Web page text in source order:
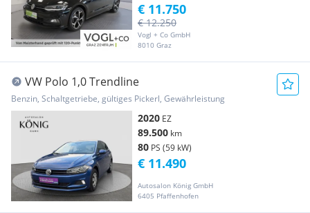
Vogl + Co GmbH
8010 Graz
€ 12.250
€ 11.750
VW Polo 1,0 Trendline
Benzin, Schaltgetriebe, gültiges Pickerl, Gewährleistung
2020 EZ
89.500 km
80 PS (59 kW)
Autosalon König GmbH
6405 Pfaffenhofen
€ 11.490